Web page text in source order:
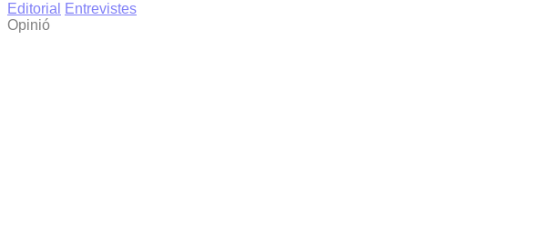
Editorial
Entrevistes
Opinió